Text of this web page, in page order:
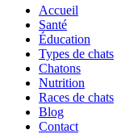
Accueil
Santé
Éducation
Types de chats
Chatons
Nutrition
Races de chats
Blog
Contact